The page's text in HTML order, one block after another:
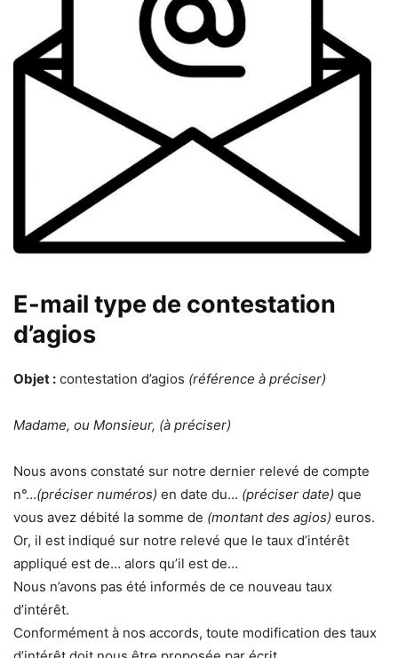
E-mail type de contestation
d’agios
Objet : contestation d’agios (référence à préciser)
Madame, ou Monsieur, (à préciser)
Nous avons constaté sur notre dernier relevé de compte
n°…(préciser numéros) en date du… (préciser date) que
vous avez débité la somme de (montant des agios) euros.
Or, il est indiqué sur notre relevé que le taux d’intérêt
appliqué est de… alors qu’il est de…
Nous n’avons pas été informés de ce nouveau taux
d’intérêt.
Conformément à nos accords, toute modification des taux